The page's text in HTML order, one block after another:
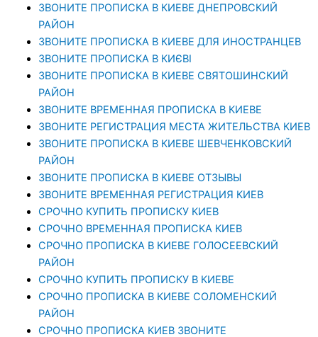
ЗВОНИТЕ ПРОПИСКА В КИЕВЕ ДНЕПРОВСКИЙ
РАЙОН
ЗВОНИТЕ ПРОПИСКА В КИЕВЕ ДЛЯ ИНОСТРАНЦЕВ
ЗВОНИТЕ ПРОПИСКА В КИЄВІ
ЗВОНИТЕ ПРОПИСКА В КИЕВЕ СВЯТОШИНСКИЙ
РАЙОН
ЗВОНИТЕ ВРЕМЕННАЯ ПРОПИСКА В КИЕВЕ
ЗВОНИТЕ РЕГИСТРАЦИЯ МЕСТА ЖИТЕЛЬСТВА КИЕВ
ЗВОНИТЕ ПРОПИСКА В КИЕВЕ ШЕВЧЕНКОВСКИЙ
РАЙОН
ЗВОНИТЕ ПРОПИСКА В КИЕВЕ ОТЗЫВЫ
ЗВОНИТЕ ВРЕМЕННАЯ РЕГИСТРАЦИЯ КИЕВ
СРОЧНО КУПИТЬ ПРОПИСКУ КИЕВ
СРОЧНО ВРЕМЕННАЯ ПРОПИСКА КИЕВ
СРОЧНО ПРОПИСКА В КИЕВЕ ГОЛОСЕЕВСКИЙ
РАЙОН
СРОЧНО КУПИТЬ ПРОПИСКУ В КИЕВЕ
CРОЧНО ПРОПИСКА В КИЕВЕ СОЛОМЕНСКИЙ
РАЙОН
СРОЧНО ПРОПИСКА КИЕВ ЗВОНИТЕ